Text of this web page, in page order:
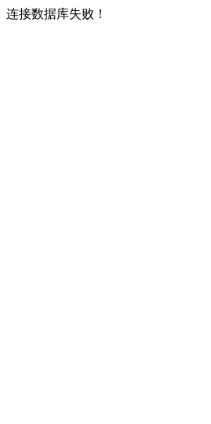
连接数据库失败！